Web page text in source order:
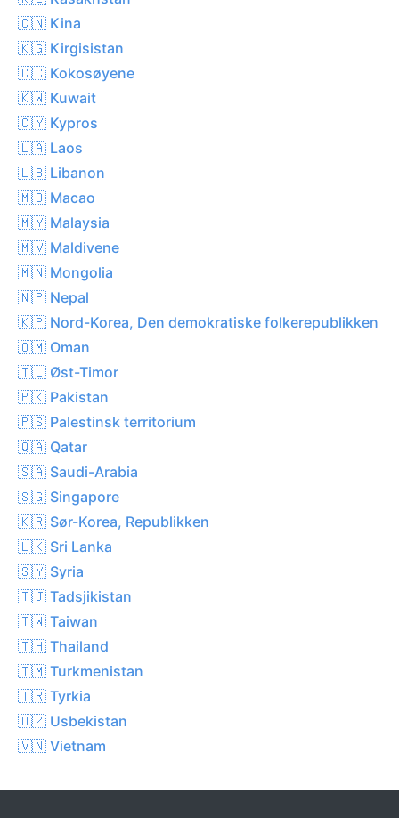
🇨🇳 Kina
🇰🇬 Kirgisistan
🇨🇨 Kokosøyene
🇰🇼 Kuwait
🇨🇾 Kypros
🇱🇦 Laos
🇱🇧 Libanon
🇲🇴 Macao
🇲🇾 Malaysia
🇲🇻 Maldivene
🇲🇳 Mongolia
🇳🇵 Nepal
🇰🇵 Nord-Korea, Den demokratiske folkerepublikken
🇴🇲 Oman
🇹🇱 Øst-Timor
🇵🇰 Pakistan
🇵🇸 Palestinsk territorium
🇶🇦 Qatar
🇸🇦 Saudi-Arabia
🇸🇬 Singapore
🇰🇷 Sør-Korea, Republikken
🇱🇰 Sri Lanka
🇸🇾 Syria
🇹🇯 Tadsjikistan
🇹🇼 Taiwan
🇹🇭 Thailand
🇹🇲 Turkmenistan
🇹🇷 Tyrkia
🇺🇿 Usbekistan
🇻🇳 Vietnam